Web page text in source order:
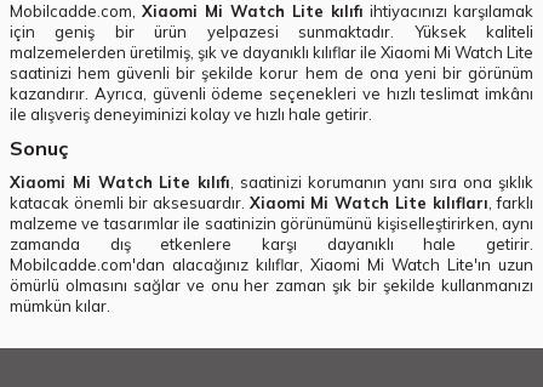
Mobilcadde.com, Xiaomi Mi Watch Lite kılıfı ihtiyacınızı karşılamak
için geniş bir ürün yelpazesi sunmaktadır. Yüksek kaliteli
malzemelerden üretilmiş, şık ve dayanıklı kılıflar ile Xiaomi Mi Watch Lite
saatinizi hem güvenli bir şekilde korur hem de ona yeni bir görünüm
kazandırır. Ayrıca, güvenli ödeme seçenekleri ve hızlı teslimat imkânı
ile alışveriş deneyiminizi kolay ve hızlı hale getirir.
Sonuç
Xiaomi Mi Watch Lite kılıfı, saatinizi korumanın yanı sıra ona şıklık
katacak önemli bir aksesuardır. Xiaomi Mi Watch Lite kılıfları, farklı
malzeme ve tasarımlar ile saatinizin görünümünü kişiselleştirirken, aynı
zamanda dış etkenlere karşı dayanıklı hale getirir.
Mobilcadde.com'dan alacağınız kılıflar, Xiaomi Mi Watch Lite'ın uzun
ömürlü olmasını sağlar ve onu her zaman şık bir şekilde kullanmanızı
mümkün kılar.